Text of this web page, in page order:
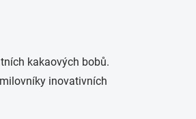
kakaových bobů.
inovativních